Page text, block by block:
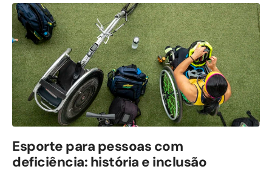
Esporte para pessoas com
deficiência: história e inclusão